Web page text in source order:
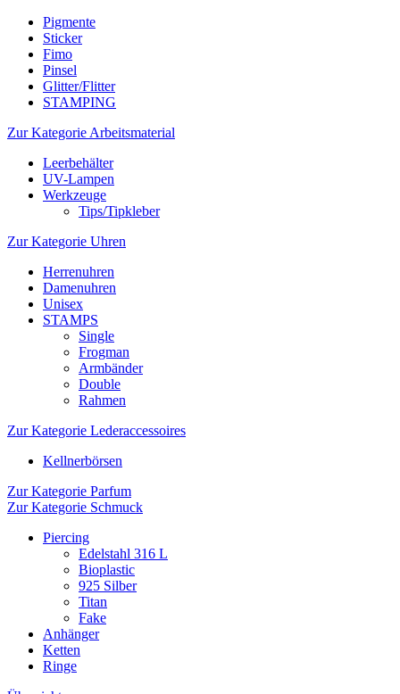
Pigmente
Sticker
Fimo
Pinsel
Glitter/Flitter
STAMPING
Zur Kategorie Arbeitsmaterial
Leerbehälter
UV-Lampen
Werkzeuge
Tips/Tipkleber
Zur Kategorie Uhren
Herrenuhren
Damenuhren
Unisex
STAMPS
Single
Frogman
Armbänder
Double
Rahmen
Zur Kategorie Lederaccessoires
Kellnerbörsen
Zur Kategorie Parfum
Zur Kategorie Schmuck
Piercing
Edelstahl 316 L
Bioplastic
925 Silber
Titan
Fake
Anhänger
Ketten
Ringe